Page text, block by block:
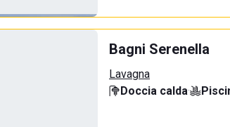
Bagni Serenella
Lavagna
Doccia calda·